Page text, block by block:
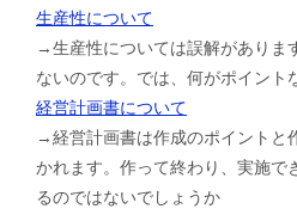
生産性について
→生産性については誤解がありま
ないのです。では、何がポイント
経営計画書について
→経営計画書は作成のポイントと
かれます。作って終わり、実施で
るのではないでしょうか